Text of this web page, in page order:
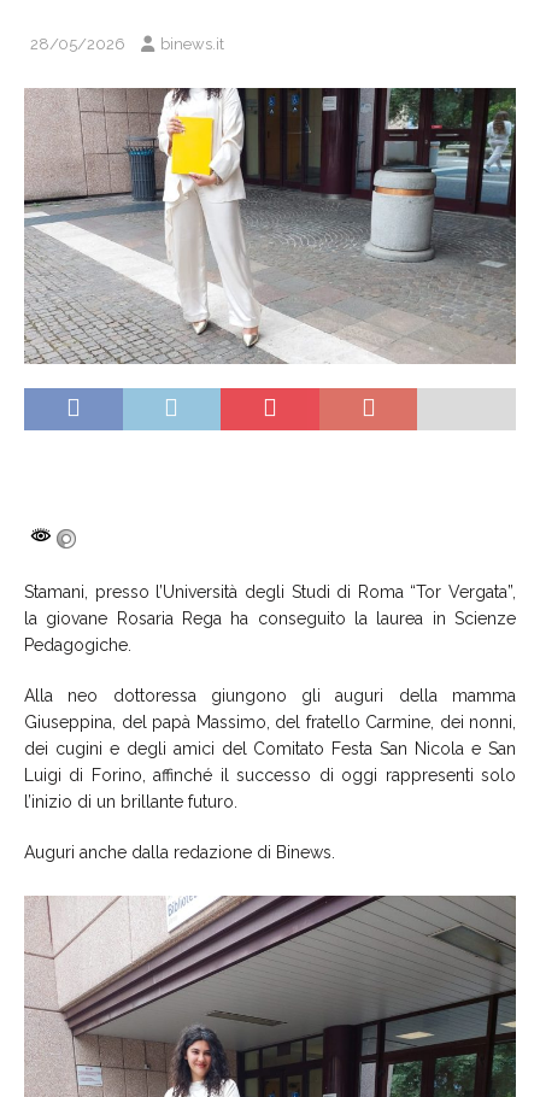
28/05/2026 binews.it
Stamani, presso l’Università degli Studi di Roma “Tor Vergata”,
la giovane Rosaria Rega ha conseguito la laurea in Scienze
Pedagogiche.
Alla neo dottoressa giungono gli auguri della mamma
Giuseppina, del papà Massimo, del fratello Carmine, dei nonni,
dei cugini e degli amici del Comitato Festa San Nicola e San
Luigi di Forino, affinché il successo di oggi rappresenti solo
l’inizio di un brillante futuro.
Auguri anche dalla redazione di Binews.